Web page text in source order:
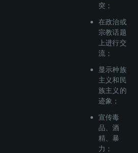
突；
在政治或
宗教话题
上进行交
流；
显示种族
主义和民
族主义的
迹象；
宣传毒
品、酒
精、暴
力；